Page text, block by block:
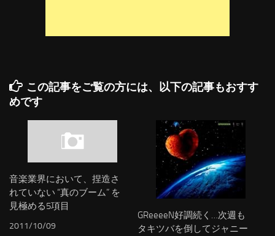
この記事をご覧の方には、以下の記事もおすす
めです
音楽業界において、捏造さ
れていない “真のブーム” を
見極める5項目
2011/10/09
GReeeeN好調続く…次週も
タキツバを倒してジャニー